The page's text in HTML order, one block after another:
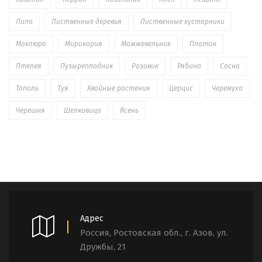
Липа Лиственные деревья Лиственные кустарники
Маклюра Мирикария Можжевельник Платан
Птелея Пузыреплодник Розовик Рябина Сосна
Тополь Туя Хвойные растения Церцис Черемуха
Черешня Шелковица Ясень
Адрес
Россия, Ростовская обл., г. Азов, ул.
Дружбы, 21